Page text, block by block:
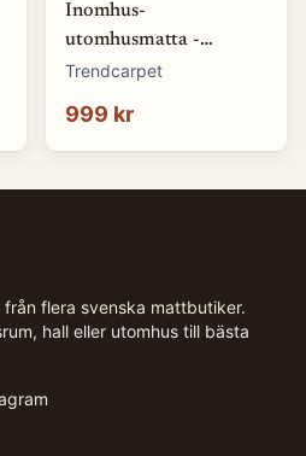
Inomhus-
utomhusmatta -
Winona (orange)
Trendcarpet
999 kr
flera svenska mattbutiker.
hall eller utomhus till bästa